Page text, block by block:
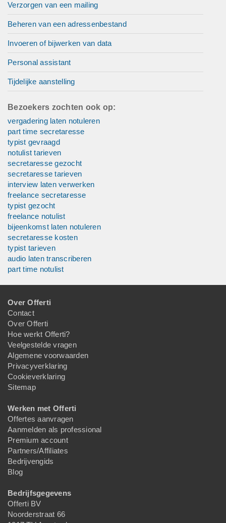
Verzorgen van een mailing
Beheren van een adressenbestand
Invoeren of bijwerken van data
Personal assistant
Tijdelijke aanstelling
Bezoekers zochten ook op:
vergadering laten notuleren
part time secretaresse
typist gevraagd
notulist tarieven
secretaresse gezocht
secretaresse tarieven
interview laten verwerken
freelance secretaresse
typist gezocht
freelance notulist
bijeenkomst laten notuleren
secretaresse kosten
typist tarieven
audio laten transcriberen
part time notulist
Over Offerti
Contact
Over Offerti
Hoe werkt Offerti?
Veelgestelde vragen
Algemene voorwaarden
Privacyverklaring
Cookieverklaring
Sitemap
Werken met Offerti
Offertes aanvragen
Aanmelden als professional
Premium account
Partners/Affiliates
Bedrijvengids
Blog
Bedrijfsgegevens
Offerti BV
Noorderstraat 66